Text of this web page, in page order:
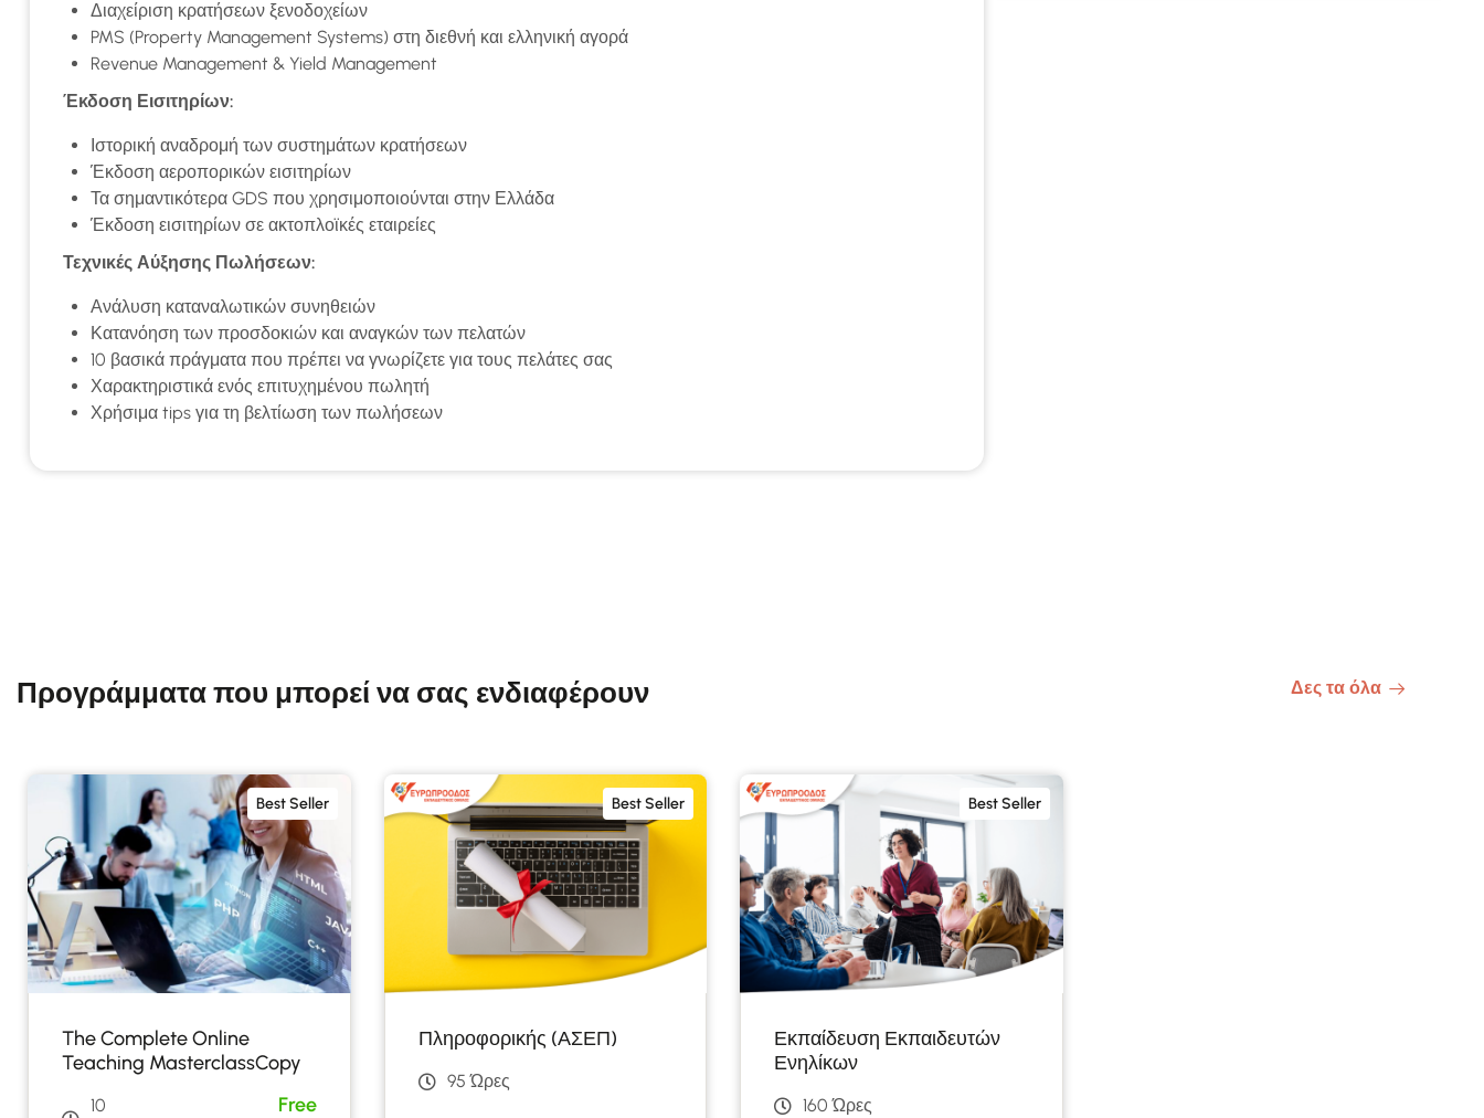
Διαχείριση κρατήσεων ξενοδοχείων
PMS (Property Management Systems) στη διεθνή και ελληνική αγορά
Revenue Management & Yield Management
Έκδοση Εισιτηρίων:
Ιστορική αναδρομή των συστημάτων κρατήσεων
Έκδοση αεροπορικών εισιτηρίων
Τα σημαντικότερα GDS που χρησιμοποιούνται στην Ελλάδα
Έκδοση εισιτηρίων σε ακτοπλοϊκές εταιρείες
Τεχνικές Αύξησης Πωλήσεων:
Ανάλυση καταναλωτικών συνηθειών
Κατανόηση των προσδοκιών και αναγκών των πελατών
10 βασικά πράγματα που πρέπει να γνωρίζετε για τους πελάτες σας
Χαρακτηριστικά ενός επιτυχημένου πωλητή
Χρήσιμα tips για τη βελτίωση των πωλήσεων
Προγράμματα που μπορεί να σας ενδιαφέρουν Δες τα όλα
Best Seller
The Complete Online
Teaching MasterclassCopy
Free
10
Best Seller
Πληροφορικής (ΑΣΕΠ)
95 Ώρες
Best Seller
Εκπαίδευση Εκπαιδευτών
Ενηλίκων
160 Ώρες